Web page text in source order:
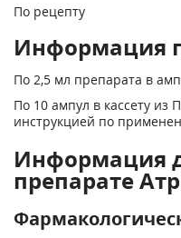
По рецепту
Информация
По 2,5 мл препарата в
По 10 ампул в кассету
инструкцией по
Информация
препарате